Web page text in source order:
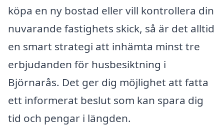
köpa en ny bostad eller vill kontrollera din
nuvarande fastighets skick, så är det alltid
en smart strategi att inhämta minst tre
erbjudanden för husbesiktning i
Björnarås. Det ger dig möjlighet att fatta
ett informerat beslut som kan spara dig
tid och pengar i längden.